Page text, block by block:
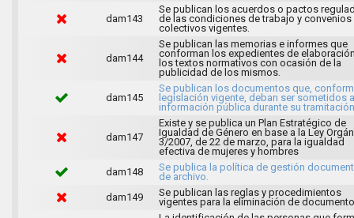
dam143
Se publican los acuerdos o pactos
de las condiciones de trabajo y convenios
colectivos vigentes.
dam144
Se publican las memorias e informes que
conforman los expedientes de
los textos normativos con ocasión de la
publicidad de los mismos.
dam145
Se publican los documentos que,
legislación vigente, deban ser sometidos a
información pública durante su
dam147
Existe y se publica un Plan Estratégico de
Igualdad de Género en base a la Ley
3/2007, de 22 de marzo, para la igualdad
efectiva de mujeres y hombres
dam148
Se publica la política de gestión
de archivo.
dam149
Se publican las reglas y procedimientos
vigentes para la eliminación de